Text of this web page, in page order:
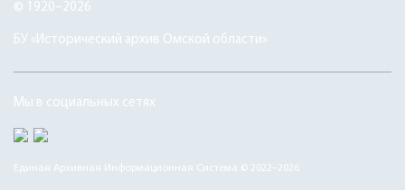
© 1920–2026
БУ «Исторический архив Омской области»
Мы в социальных сетях
Единая Архивная Информационная Система © 2022–2026